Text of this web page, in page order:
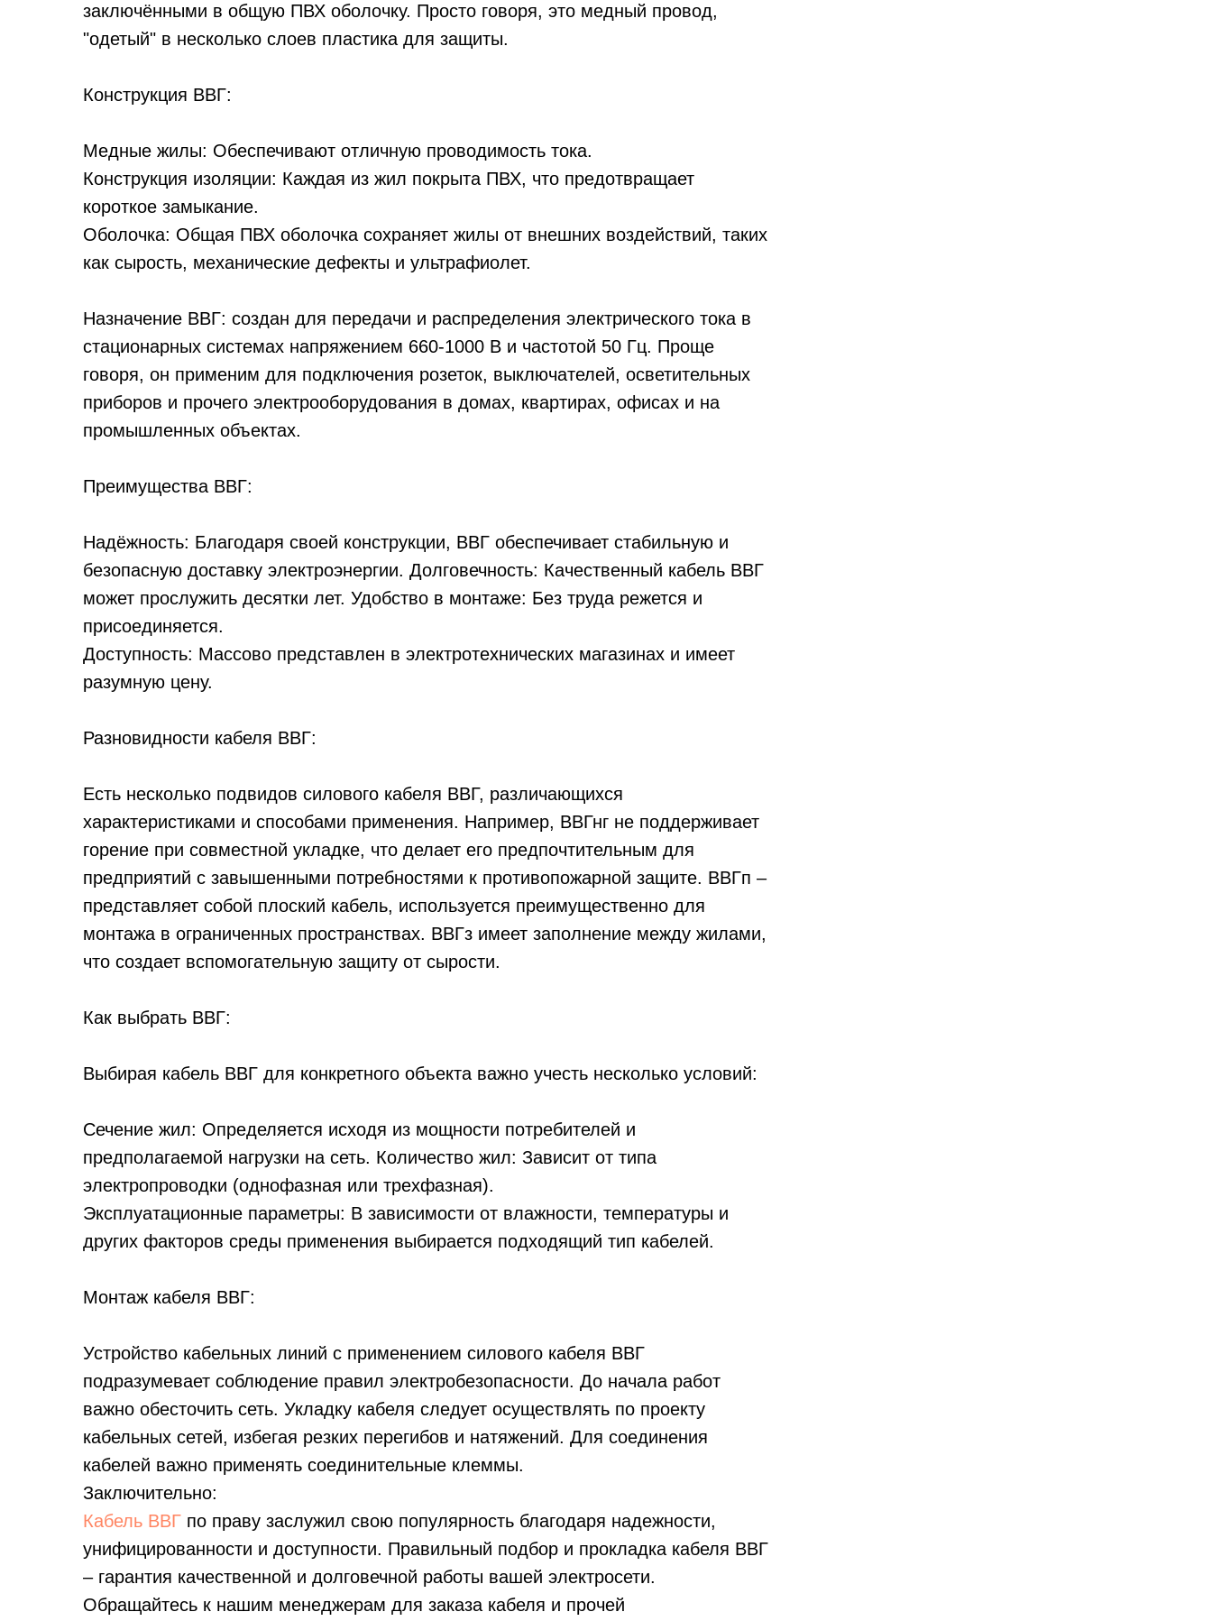
заключёнными в общую ПВХ оболочку. Просто говоря, это медный провод,
"одетый" в несколько слоев пластика для защиты.
Конструкция ВВГ:
Медные жилы: Обеспечивают отличную проводимость тока.
Конструкция изоляции: Каждая из жил покрыта ПВХ, что предотвращает
короткое замыкание.
Оболочка: Общая ПВХ оболочка сохраняет жилы от внешних воздействий, таких
как сырость, механические дефекты и ультрафиолет.
Назначение ВВГ: создан для передачи и распределения электрического тока в
стационарных системах напряжением 660-1000 В и частотой 50 Гц. Проще
говоря, он применим для подключения розеток, выключателей, осветительных
приборов и прочего электрооборудования в домах, квартирах, офисах и на
промышленных объектах.
Преимущества ВВГ:
Надёжность: Благодаря своей конструкции, ВВГ обеспечивает стабильную и
безопасную доставку электроэнергии. Долговечность: Качественный кабель ВВГ
может прослужить десятки лет. Удобство в монтаже: Без труда режется и
присоединяется.
Доступность: Массово представлен в электротехнических магазинах и имеет
разумную цену.
Разновидности кабеля ВВГ:
Есть несколько подвидов силового кабеля ВВГ, различающихся
характеристиками и способами применения. Например, ВВГнг не поддерживает
горение при совместной укладке, что делает его предпочтительным для
предприятий с завышенными потребностями к противопожарной защите. ВВГп –
представляет собой плоский кабель, используется преимущественно для
монтажа в ограниченных пространствах. ВВГз имеет заполнение между жилами,
что создает вспомогательную защиту от сырости.
Как выбрать ВВГ:
Выбирая кабель ВВГ для конкретного объекта важно учесть несколько условий:
Сечение жил: Определяется исходя из мощности потребителей и
предполагаемой нагрузки на сеть. Количество жил: Зависит от типа
электропроводки (однофазная или трехфазная).
Эксплуатационные параметры: В зависимости от влажности, температуры и
других факторов среды применения выбирается подходящий тип кабелей.
Монтаж кабеля ВВГ:
Устройство кабельных линий с применением силового кабеля ВВГ
подразумевает соблюдение правил электробезопасности. До начала работ
важно обесточить сеть. Укладку кабеля следует осуществлять по проекту
кабельных сетей, избегая резких перегибов и натяжений. Для соединения
кабелей важно применять соединительные клеммы.
Заключительно:
Кабель ВВГ по праву заслужил свою популярность благодаря надежности,
унифицированности и доступности. Правильный подбор и прокладка кабеля ВВГ
– гарантия качественной и долговечной работы вашей электросети.
Обращайтесь к нашим менеджерам для заказа кабеля и прочей